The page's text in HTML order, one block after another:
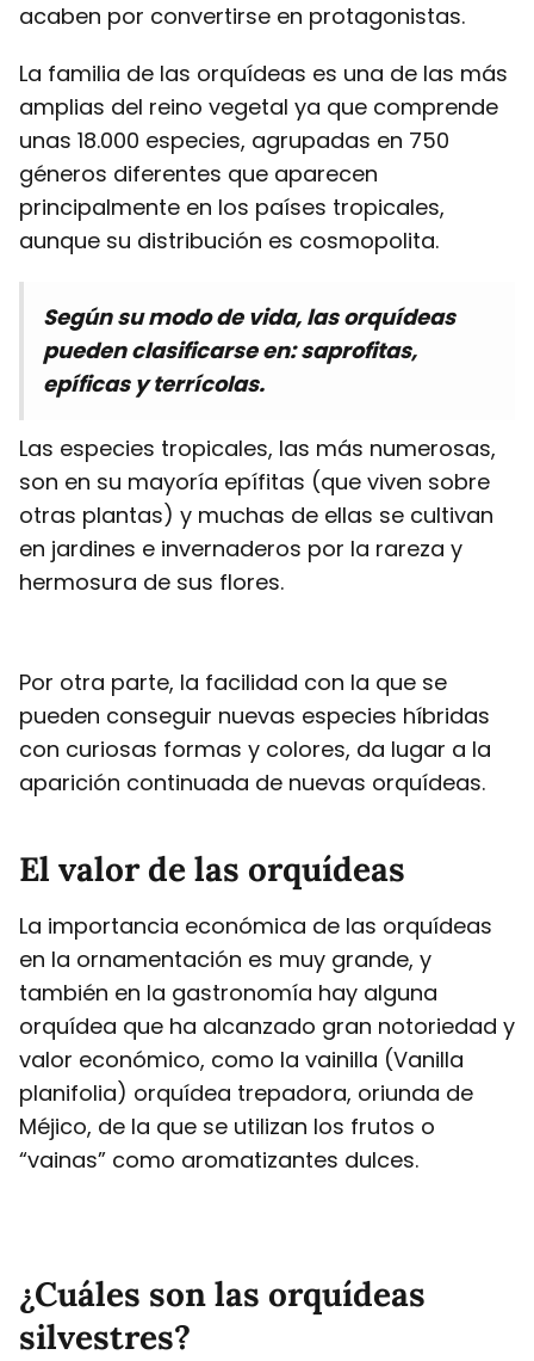
acaben por convertirse en protagonistas.
La familia de las orquídeas es una de las más
amplias del reino vegetal ya que comprende
unas 18.000 especies, agrupadas en 750
géneros diferentes que aparecen
principalmente en los países tropicales,
aunque su distribución es cosmopolita.
Según su modo de vida, las orquídeas
pueden clasificarse en: saprofitas,
epíficas y terrícolas.
Las especies tropicales, las más numerosas,
son en su mayoría epífitas (que viven sobre
otras plantas) y muchas de ellas se cultivan
en jardines e invernaderos por la rareza y
hermosura de sus flores.
Por otra parte, la facilidad con la que se
pueden conseguir nuevas especies híbridas
con curiosas formas y colores, da lugar a la
aparición continuada de nuevas orquídeas.
El valor de las orquídeas
La importancia económica de las orquídeas
en la ornamentación es muy grande, y
también en la gastronomía hay alguna
orquídea que ha alcanzado gran notoriedad y
valor económico, como la vainilla (Vanilla
planifolia) orquídea trepadora, oriunda de
Méjico, de la que se utilizan los frutos o
“vainas” como aromatizantes dulces.
¿Cuáles son las orquídeas
silvestres?